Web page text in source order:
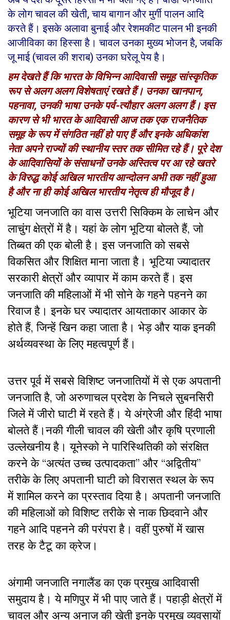
के लोग चावल की खेती,चाय बागान और मुर्गी पालन आदि
करते हैं। इसके अलावा बुनाई और रेशमकीट पालन भी इनकी
आजीविका का हिस्सा है। चावल उनका मुख्य भोजन है,जबकि
जू माई (चावल की शराब) उनका घरेलू पेय है।
हम देखते हैं कि भारत के विभिन्न आदिवासी समूह सांस्कृतिक
रूप से अलग अलग विशेषताएं रखते हैं। उनका खानपान,
पहनावा, उनकी भाषा उनके पर्व-त्यौहार अलग अलग हैं। इस
कारण से भी भारत के आदिवासी आज तक एक राजनैतिक
समूह के रूप में संगठित नहीं हो पाए हैं और इनके अधिकांश
नेता अपने राज्यों की स्थानीय स्तर तक सीमित रहे हैं। पूरे देश
के आदिवासियों के संसाधनों उनके अस्तित्व पर आ रहे खतरे
के विरुद्ध कोई अखिल भारतीय आन्दोलन अभी तक नहीं हुआ
है और ना ही कोई अखिल भारतीय नेतृत्व ही मौजूद है।
भूटिया जनजातिका वासउत्तरी सिक्किम के लाचेन और
लाचुंग क्षेत्रों में है। यहां के लोग भूटिया बोलते हैं,जो
तिब्बत की एक बोली है। इस जनजाति को सबसे
विकसित और शिक्षित माना जाता है। भूटिया ज्यादातर
सरकारी क्षेत्रों और व्यापार में काम करते हैं। इस
जनजाति की महिलाओं में भी सोने के गहने पहनने का
रिवाज है। इनके घर ज्यादातर आयताकार आकार के
होते हैं, जिन्हें खिन कहा जाता है। भेड़ और याक इनकी
अर्थव्यवस्था के लिए महत्वपूर्ण हैं।
उत्तर पूर्व में सबसे विशिष्ट जनजातियों में से एक अपतानी
जनजाति है, जो अरुणाचल प्रदेश के निचले सुबनसिरी
जिले में जीरो घाटी में रहते हैं। ये अंग्रेजी और हिंदी भाषा
बोलते हैं।नकी गीली चावल की खेती और कृषि प्रणाली
उल्लेखनीय है। यूनेस्को ने पारिस्थितिकी को संरक्षित
करने के “अत्यंत उच्च उत्पादकता” और “अद्वितीय”
तरीके के लिए अपतानी घाटी को विरासत स्थल के रूप
में शामिल करने का प्रस्ताव दिया है। अपतानी जनजाति
की महिलाओं को विशिष्ट तरीके से नाक छिदवाने और
गहने आदि पहनने की परंपरा है। वहीं पुरुषों में खास
तरह के टैटू का क्रेज।
अंगामी जनजाति नगालैंड का एक प्रमुख आदिवासी
समुदाय है। ये मणिपुर में भी पाए जाते हैं। पहाड़ी क्षेत्रों में
चावल और अन्य अनाज की खेती इनके प्रमुख व्यवसायों